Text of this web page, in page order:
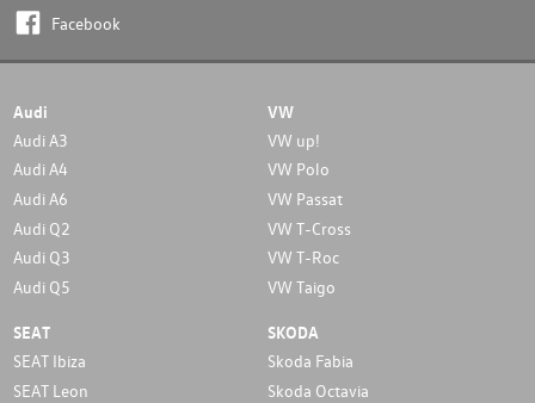
Facebook
Audi
Audi A3
Audi A4
Audi A6
Audi Q2
Audi Q3
Audi Q5
VW
VW up!
VW Polo
VW Passat
VW T-Cross
VW T-Roc
VW Taigo
SEAT
SEAT Ibiza
SEAT Leon
SKODA
Skoda Fabia
Skoda Octavia